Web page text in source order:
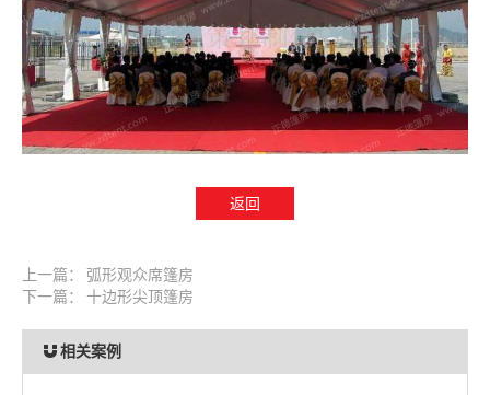
返回
上一篇： 弧形观众席篷房
下一篇： 十边形尖顶篷房
相关案例